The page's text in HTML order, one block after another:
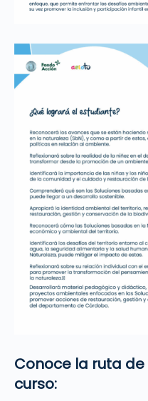
Conoce la ruta
curso: